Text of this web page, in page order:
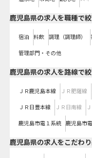
鹿児島県の求人を職種で
宿泊 料飲 調理（調理師）
管理部門・その他
鹿児島県の求人を路線で
ＪＲ鹿児島本線 ＪＲ肥薩線
ＪＲ日豊本線 ＪＲ日南線
鹿児島市電１系統 鹿児島市
鹿児島県の求人をこだわ